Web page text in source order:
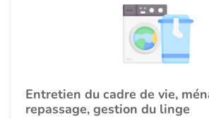
Entretien du cadre de vie,
repassage, gestion du linge